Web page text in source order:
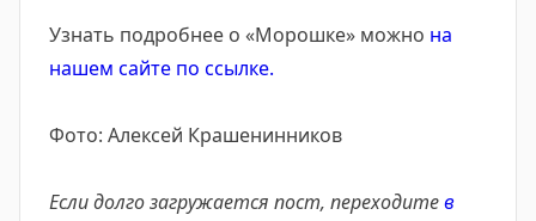
Узнать подробнее о «Морошке» можно на
нашем сайте по ссылке.
Фото: Алексей Крашенинников
Если долго загружается пост, переходитев